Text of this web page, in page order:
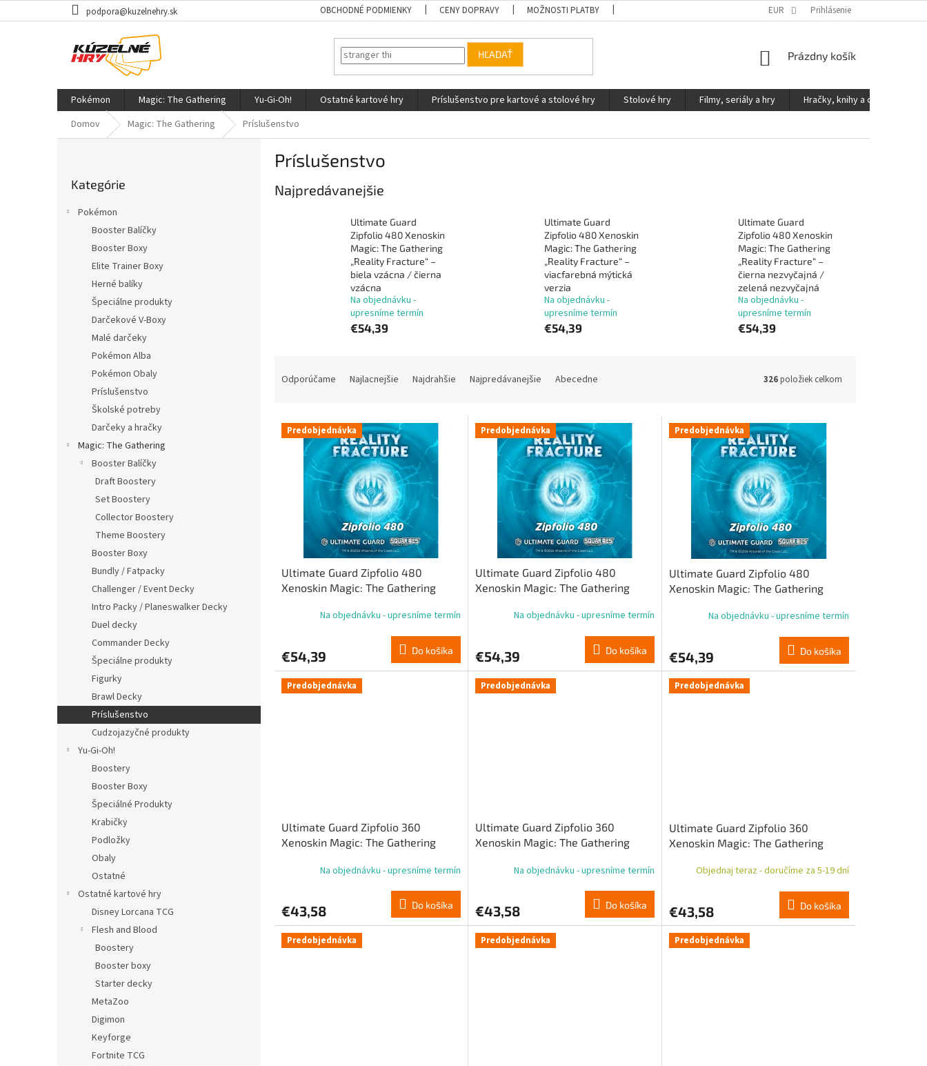
na
podpora@kuzelnehry.sk OBCHODNÉ PODMIENKY CENY DOPRAVY MOŽNOSTI PLATBY PODMIENKY OCHRANY OSOBNÝCH ÚDAJOV
EUR Prihlásenie
HĽADAŤ
NÁKUPNÝ
Prázdny košík
Pokémon Magic: The Gathering Yu-Gi-Oh! Ostatné kartové hry Príslušenstvo pre kartové a stolové hry Stolové hry Filmy, seriály a hry
Hračky, knihy a ostatné
Domov
Magic: The Gathering Príslušenstvo
kategórie
Kategórie
Pokémon
Booster Balíčky
Booster Boxy
Elite Trainer Boxy
Herné balíky
Špeciálne produkty
Darčekové V-Boxy
Malé darčeky
Pokémon Alba
Pokémon Obaly
Príslušenstvo
Školské potreby
Darčeky a hračky
Magic: The Gathering
Booster Balíčky
Draft Boostery
Set Boostery
Collector Boostery
Theme Boostery
Booster Boxy
Bundly / Fatpacky
Challenger / Event Decky
Intro Packy / Planeswalker Decky
Duel decky
Commander Decky
Špeciálne produkty
Figurky
Brawl Decky
Príslušenstvo
Cudzojazyčné produkty
Yu-Gi-Oh!
Boostery
Booster Boxy
Špeciálné Produkty
Krabičky
Podložky
Obaly
Ostatné
Ostatné kartové hry
Disney Lorcana TCG
Flesh and Blood
Boostery
Booster boxy
Starter decky
MetaZoo
Digimon
Keyforge
Fortnite TCG
Príslušenstvo
Najpredávanejšie
Ultimate Guard
Zipfolio 480 Xenoskin
Magic: The Gathering
„Reality Fracture“ –
biela vzácna / čierna
vzácna
Na objednávku -
upresníme termín
€54,39
Ultimate Guard
Zipfolio 480 Xenoskin
Magic: The Gathering
„Reality Fracture“ –
viacfarebná mýtická
verzia
Na objednávku -
upresníme termín
€54,39
Ultimate Guard
Zipfolio 480 Xenoskin
Magic: The Gathering
„Reality Fracture“ –
čierna nezvyčajná /
zelená nezvyčajná
Na objednávku -
upresníme termín
€54,39
n
Odporúčame Najlacnejšie Najdrahšie Najpredávanejšie Abecedne 326položiek celkom
V Predobjednávka
Ultimate Guard Zipfolio 480
Xenoskin Magic: The Gathering
čierna vzácnaNa objednávku - upresníme termín
€54,39 Do košíka
Predobjednávka
Ultimate Guard Zipfolio 480
Xenoskin Magic: The Gathering
mýtická verziaNa objednávku - upresníme termín
€54,39 Do košíka
Predobjednávka
Ultimate Guard Zipfolio 480
Xenoskin Magic: The Gathering
nezvyčajná / zelená nezvyčajná
Na objednávku - upresníme termín
€54,39 Do košíka
Predobjednávka
Ultimate Guard Zipfolio 360
Xenoskin Magic: The Gathering
červená mýtická
Na objednávku - upresníme termín
€43,58 Do košíka
Predobjednávka
Ultimate Guard Zipfolio 360
Xenoskin Magic: The Gathering
mýtická / modrá mýtická
Na objednávku - upresníme termín
€43,58 Do košíka
Predobjednávka
Ultimate Guard Zipfolio 360
Xenoskin Magic: The Gathering
viacfarebná vzácna
Objednaj teraz - doručíme za 5-19 dní
€43,58 Do košíka
Predobjednávka Predobjednávka Predobjednávka